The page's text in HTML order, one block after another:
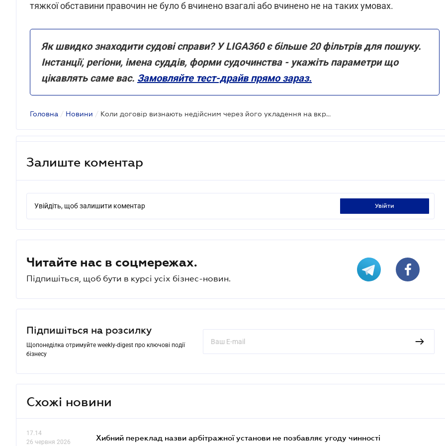
тяжкої обставини правочин не було б вчинено взагалі або вчинено не на таких умовах.
Як швидко знаходити судові справи? У LIGA360 є більше 20 фільтрів для пошуку.
Інстанції, регіони, імена суддів, форми судочинства - укажіть параметри що
цікавлять саме вас. Замовляйте тест-драйв прямо зараз.
Головна / Новини / Коли договір визнають недійсним через його укладення на вкрай невигідних умовах - ВС
Залиште коментар
Увійдіть, щоб залишити коментар увійти
Читайте нас в соцмережах.
Підпишіться, щоб бути в курсі усіх бізнес-новин.
Підпишіться на розсилку
Щопонеділка отримуйте weekly-digest про ключові події
бізнесу
Схожі новини
17.14
26 червня 2026
Хибний переклад назви арбітражної установи не позбавляє угоду чинності